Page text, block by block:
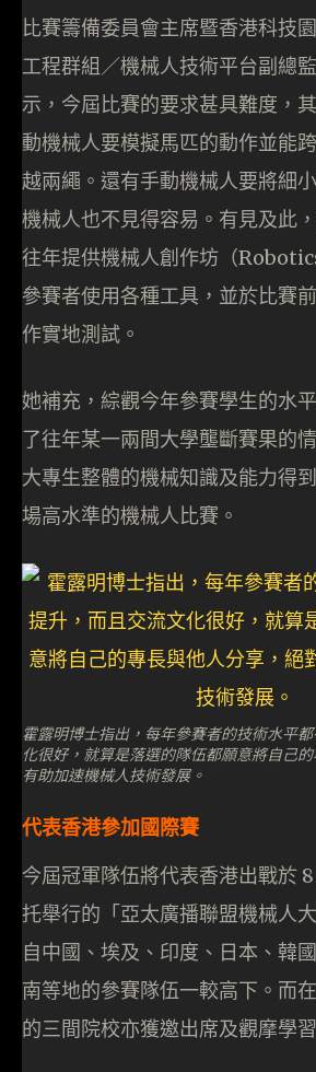
比賽籌備委員會主席暨香港科技
工程群組／機械人技術平台副總
示，今屆比賽的要求甚具難度，
動機械人要模擬馬匹的動作並能
越兩繩。還有手動機械人要將細
機械人也不見得容易。有見及此
往年提供機械人創作坊（
參賽者使用各種工具，並於比賽
作實地測試。
她補充，綜觀今年參賽學生的水
了往年某一兩間大學壟斷賽果的
大專生整體的機械知識及能力得
場高水準的機械人比賽。
霍露明博士指出，每年參賽者的技術水平
化很好，就算是落選的隊伍都願意將自己
有助加速機械人技術發展。
代表香港參加國際賽
今屆冠軍隊伍將代表香港出戰於
托舉行的「亞太廣播聯盟機械人
自中國、埃及、印度、日本、韓
南等地的參賽隊伍一較高下。而
的三間院校亦獲邀出席及觀摩學習